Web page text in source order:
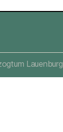
Lauenburg